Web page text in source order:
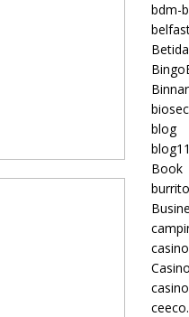
bdm-
blog
blog11
Book
casino